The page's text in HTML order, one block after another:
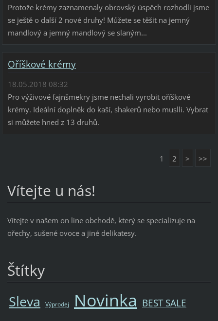
Protože krémy zaznamenaly obrovský úspěch rozhodli jsme
se ještě o další 2 nové druhy! Můžete se těšit na jemný
mandlový a jemný mandlový se slaným...
Oříškové krémy
18.05.2018 08:32
Pro výživové fajnšmekry jsme nechali vyrobit oříškové
krémy. Ideální doplněk do kaší, shakerů nebo muslli. Vybrat
si můžete hned z 13 druhů.
1 2 > >>
Vítejte u nás!
Vítejte v našem on line obchodě, který se specializuje na
ořechy, sušené ovoce a jiné delikatesy.
Štítky
Sleva Výprodej Novinka BEST SALE